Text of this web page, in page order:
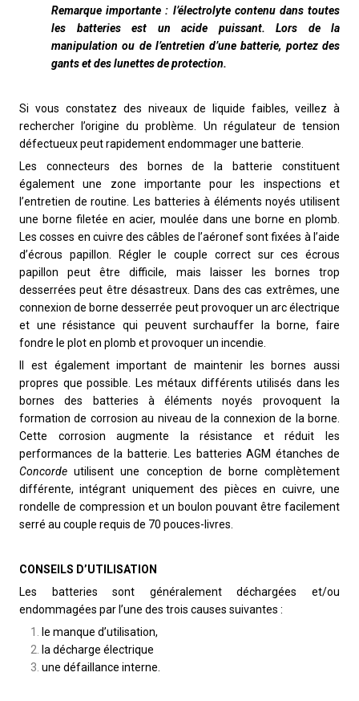
Remarque importante : l’électrolyte contenu dans toutes
les batteries est un acide puissant. Lors de la
manipulation ou de l’entretien d’une batterie, portez des
gants et des lunettes de protection.
Si vous constatez des niveaux de liquide faibles, veillez à
rechercher l’origine du problème. Un régulateur de tension
défectueux peut rapidement endommager une batterie.
Les connecteurs des bornes de la batterie constituent
également une zone importante pour les inspections et
l’entretien de routine. Les batteries à éléments noyés utilisent
une borne filetée en acier, moulée dans une borne en plomb.
Les cosses en cuivre des câbles de l’aéronef sont fixées à l’aide
d’écrous papillon. Régler le couple correct sur ces écrous
papillon peut être difficile, mais laisser les bornes trop
desserrées peut être désastreux. Dans des cas extrêmes, une
connexion de borne desserrée peut provoquer un arc électrique
et une résistance qui peuvent surchauffer la borne, faire
fondre le plot en plomb et provoquer un incendie.
Il est également important de maintenir les bornes aussi
propres que possible. Les métaux différents utilisés dans les
bornes des batteries à éléments noyés provoquent la
formation de corrosion au niveau de la connexion de la borne.
Cette corrosion augmente la résistance et réduit les
performances de la batterie. Les batteries AGM étanches de
Concorde utilisent une conception de borne complètement
différente, intégrant uniquement des pièces en cuivre, une
rondelle de compression et un boulon pouvant être facilement
serré au couple requis de 70 pouces-livres.
CONSEILS D’UTILISATION
Les batteries sont généralement déchargées et/ou
endommagées par l’une des trois causes suivantes :
le manque d’utilisation,
la décharge électrique
une défaillance interne.